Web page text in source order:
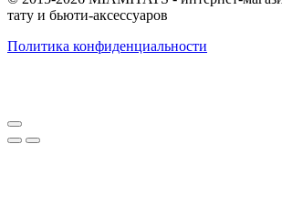
тату и бьюти-аксессуаров
Политика конфиденциальности